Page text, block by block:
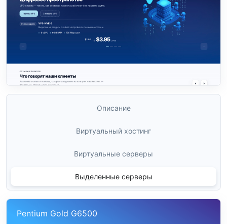
Описание
Виртуальный хостинг
Виртуальные серверы
Выделенные серверы
Pentium Gold G6500